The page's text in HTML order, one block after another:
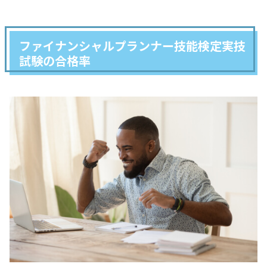
ファイナンシャルプランナー技能検定実技
試験の合格率